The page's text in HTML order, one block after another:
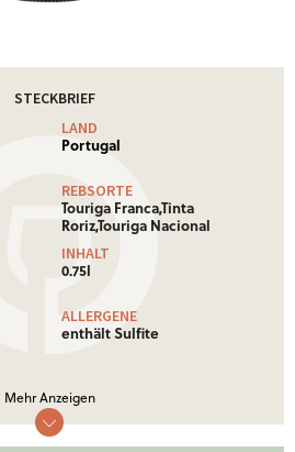
STECKBRIEF
LAND
Portugal
REBSORTE
Touriga Franca,Tinta
Roriz,Touriga Nacional
INHALT
0.75l
ALLERGENE
enthält Sulfite
340 Kj (81 kcal)
Mehr Anzeigen